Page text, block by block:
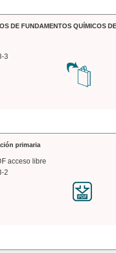
DE FUNDAMENTOS QUÍMICOS
3
primaria
acceso libre
2